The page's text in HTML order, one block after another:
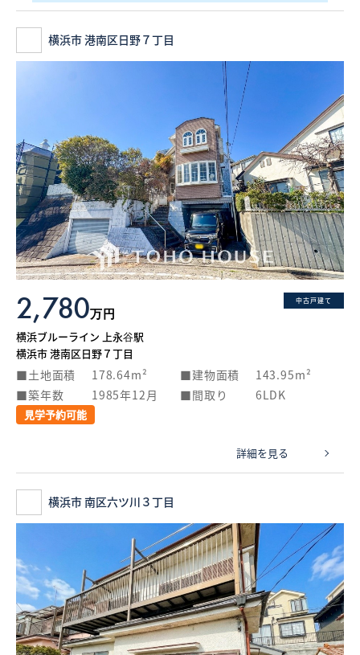
横浜市 港南区日野７丁目
中古戸建て
2,780万円
横浜ブルーライン 上永谷駅
横浜市 港南区日野７丁目
土地面積 178.64m² 建物面積
143.95m²
築年数
1985年12月 間取り 6LDK
見学予約可能
詳細を見る
横浜市 南区六ツ川３丁目